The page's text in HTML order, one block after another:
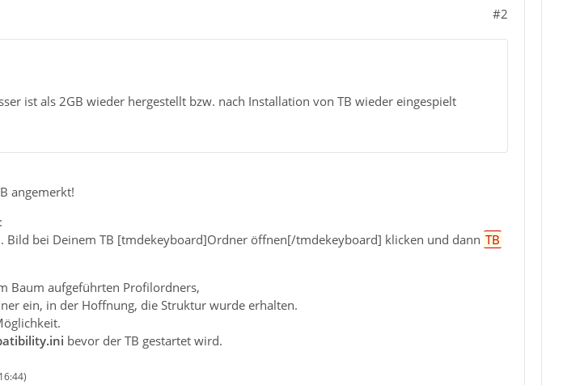
#2
ist als 2GB wieder hergestellt bzw. nach Installation von TB wieder eingespielt
angemerkt!
Bild bei Deinem TB [tmdekeyboard]Ordner öffnen[/tmdekeyboard] klicken und dann TB
Baum aufgeführten Profilordners,
ein, in der Hoffnung, die Struktur wurde erhalten.
bevor der TB gestartet wird.
)